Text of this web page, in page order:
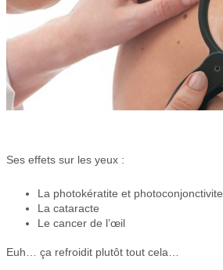
Ses effets sur les yeux :
La photokératite et photoconjonctivite
La cataracte
Le cancer de l’œil
Euh… ça refroidit plutôt tout cela…